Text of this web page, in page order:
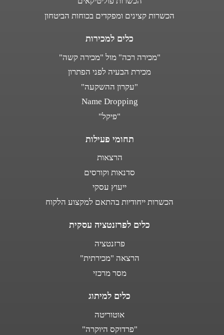
הכשרות קצינים ומפקדים בכוחות הביטחון
כלים למכירות
"מכירה רכה" מול "מכירה קשה"
מכירת הבעיה לפני הפתרון
"עקרון ההשקעה"
Name Dropping
"פיקל"
תחומי פעילות
הרצאות
סדנאות וקורסים
ייעוץ עסקי
הכשרות ייחודיות בהתאם למקצוע הלקוח
כלים לפרזנטציה עסקית
פרזנטציה
הרצאה "מכירתית"
מסר מרכזי
כלים למיתוג
אוטוריטה
"פרדוקס היוקרה"